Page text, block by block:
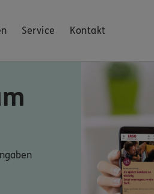
Service Kontakt